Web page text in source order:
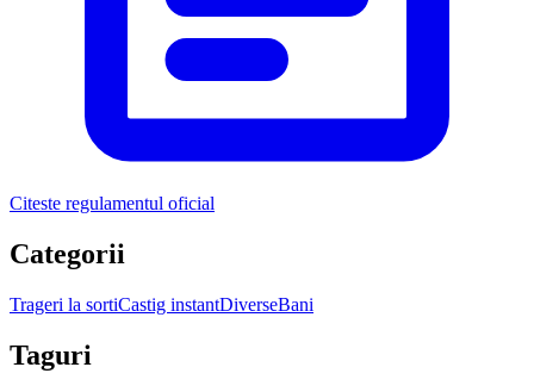
Citeste regulamentul oficial
Categorii
Trageri la sortiCastig instantDiverseBani
Taguri